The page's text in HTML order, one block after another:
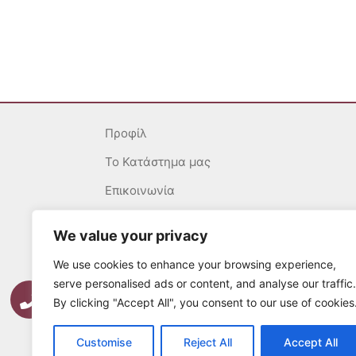
We value your privacy
We use cookies to enhance your browsing experience,
serve personalised ads or content, and analyse our traffic.
By clicking "Accept All", you consent to our use of cookies.
Customise Reject All Accept All
Προφίλ
To Κατάστημα μας
Επικοινωνία
Ασφάλεια Συναλλαγών
Πολιτική επιστροφών
Τρόποι Πληρωμής